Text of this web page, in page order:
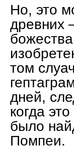
Но, это
древних
том
дней,
когда
было
Помпеи.